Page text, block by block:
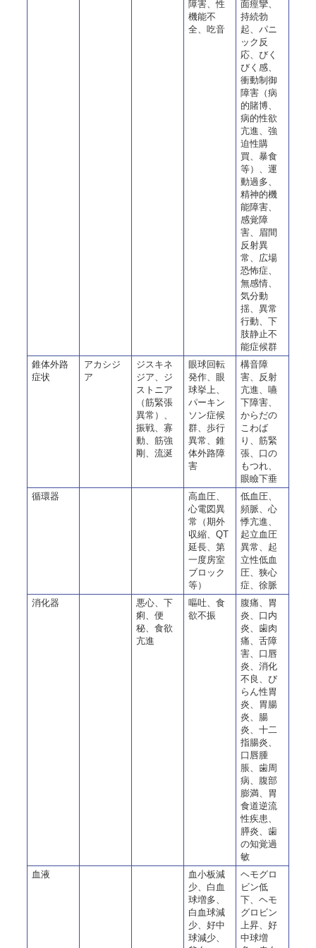
障害、性
機能不
全、吃音
面痙攣、
持続勃
起、パニ
ック反
応、びく
びく感、
衝動制御
障害（病
的賭博、
病的性欲
亢進、強
迫性購
買、暴食
等）、運
動過多、
精神的機
能障害、
感覚障
害、眉間
反射異
常、広場
恐怖症、
無感情、
気分動
揺、異常
行動、下
肢静止不
能症候群
錐体外路
症状
アカシジ
ア
ジスキネ
ジア、ジ
ストニア
（筋緊張
異常）、
振戦、寡
動、筋強
剛、流涎
眼球回転
発作、眼
球挙上、
パーキン
ソン症候
群、歩行
異常、錐
体外路障
害
構音障
害、反射
亢進、嚥
下障害、
からだの
こわば
り、筋緊
張、口の
もつれ、
眼瞼下垂
循環器
高血圧、
心電図異
常（期外
収縮、QT
延長、第
一度房室
ブロック
等）
低血圧、
頻脈、心
悸亢進、
起立血圧
異常、起
立性低血
圧、狭心
症、徐脈
消化器
悪心、下
痢、便
秘、食欲
亢進
嘔吐、食
欲不振
腹痛、胃
炎、口内
炎、歯肉
痛、舌障
害、口唇
炎、消化
不良、び
らん性胃
炎、胃腸
炎、腸
炎、十二
指腸炎、
口唇腫
脹、歯周
病、腹部
膨満、胃
食道逆流
性疾患、
膵炎、歯
の知覚過
敏
血液
血小板減
少、白血
球増多、
白血球減
少、好中
球減少、
ヘモグロ
ビン低
下、ヘモ
グロビン
上昇、好
中球増